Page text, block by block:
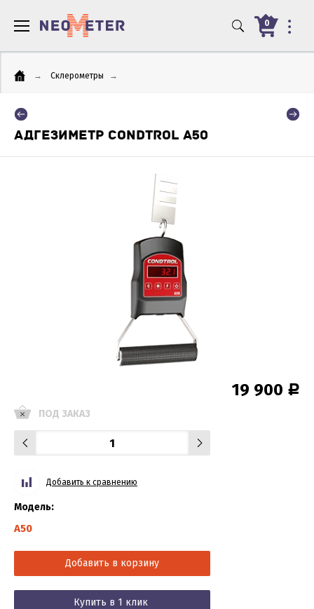
0
→ Склерометры →
АДГЕЗИМЕТР CONDTROL A50
19 900 Р
ПОД ЗАКАЗ
Добавить к сравнению
Модель:
A50
Добавить в корзину
Купить в 1 клик